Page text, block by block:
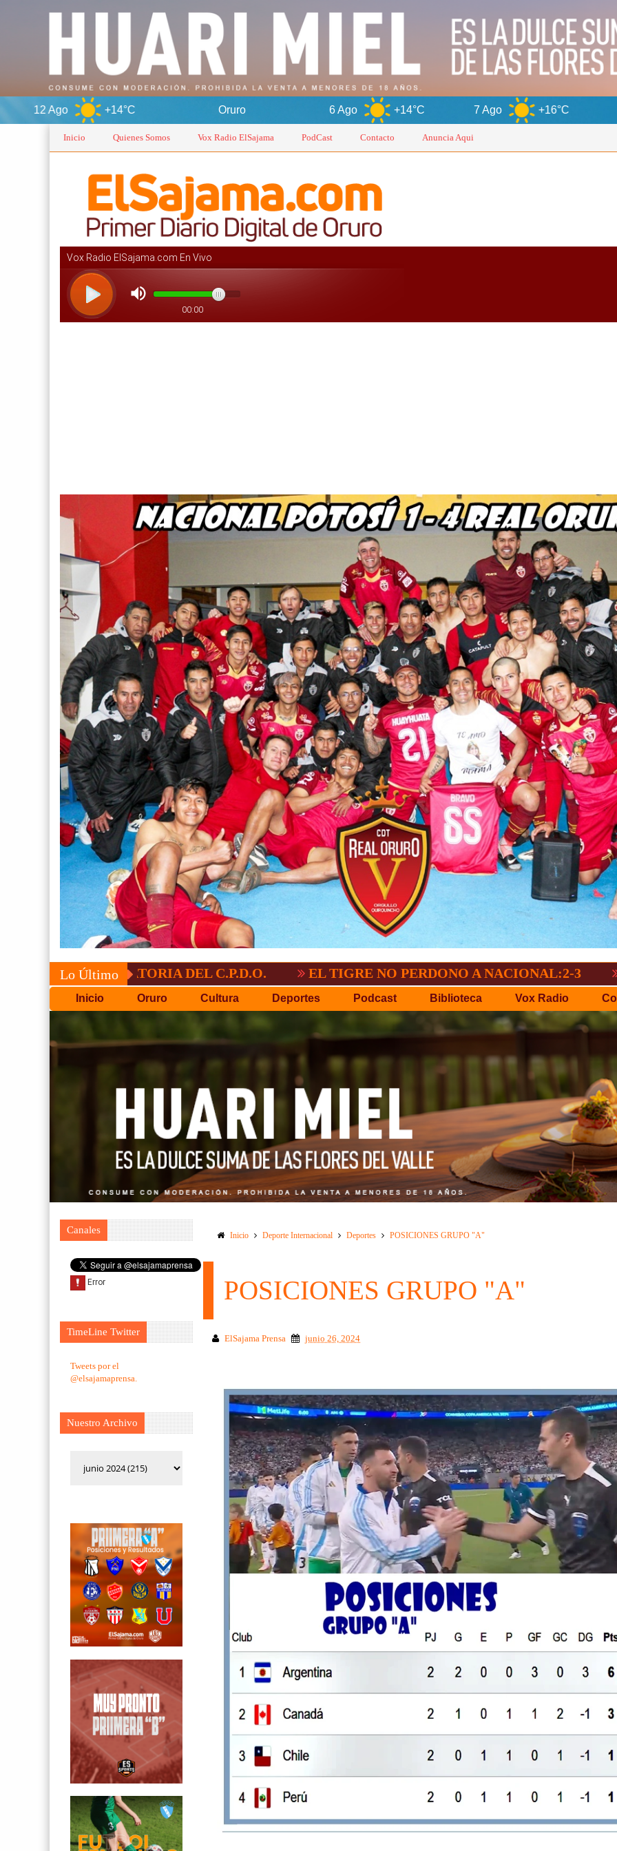
+14°C +14°C 7 Ago +16°C 8 Ago
Inicio Quienes Somos Vox Radio ElSajama PodCast Contacto Anuncia Aqui
Lo Último
CONVOCATORIA DEL C.P.D.O. EL TIGRE NO PERDONO A NACIONAL:2-3 GV-SAN
Inicio Oruro Cultura Deportes Podcast Biblioteca Vox Radio
Canales
TimeLine Twitter
Tweets por el
@elsajamaprensa.
Nuestro Archivo
Inicio Deporte Internacional Deportes POSICIONES GRUPO "A"
POSICIONES GRUPO "A"
ElSajama Prensa junio 26, 2024